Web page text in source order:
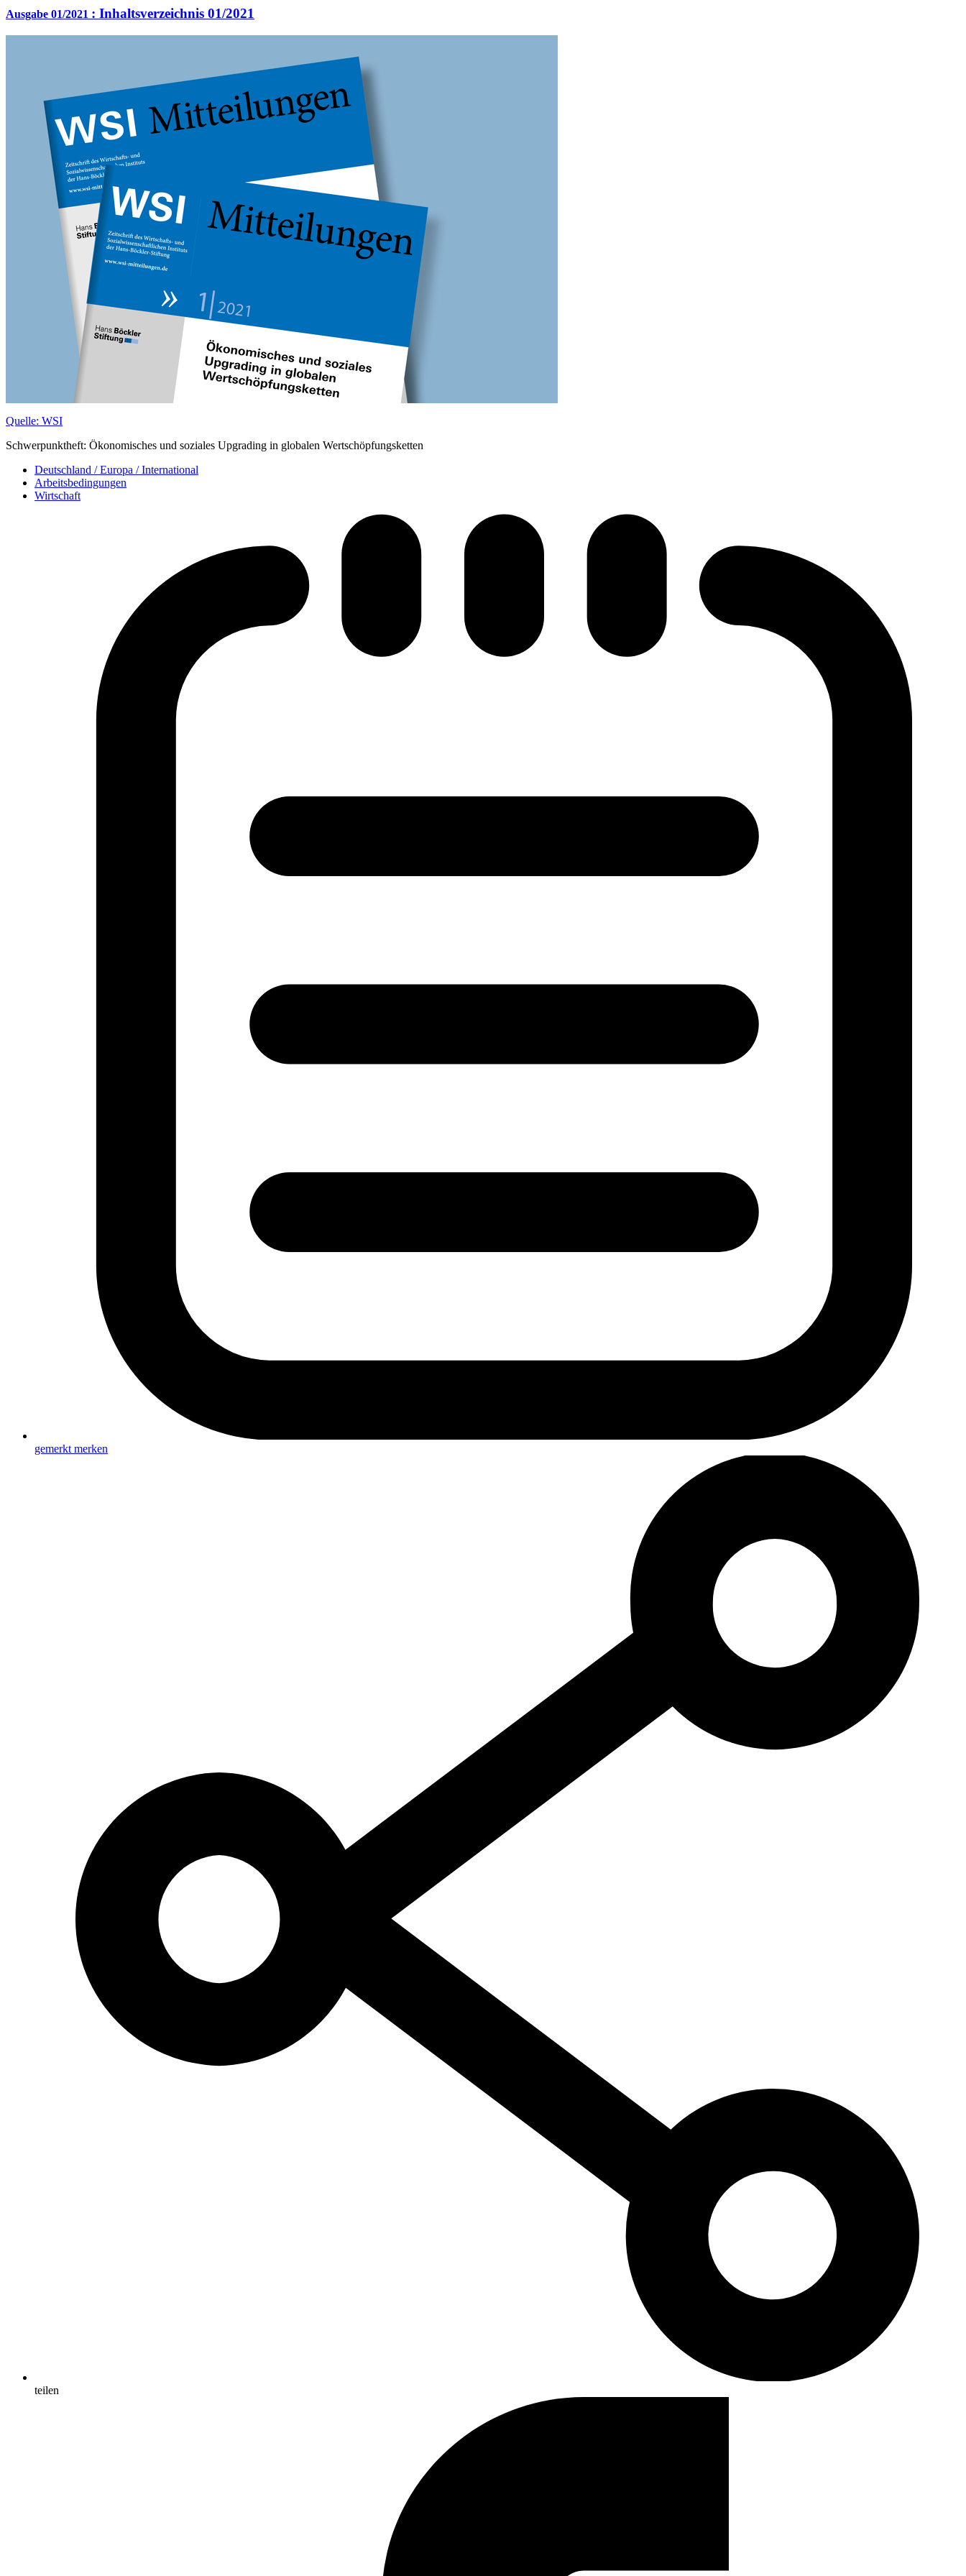
Ausgabe 01/2021 : Inhaltsverzeichnis 01/2021
Quelle: WSI
Schwerpunktheft: Ökonomisches und soziales Upgrading in globalen Wertschöpfungsketten
Deutschland / Europa / International
Arbeitsbedingungen
Wirtschaft
gemerkt merken
teilen